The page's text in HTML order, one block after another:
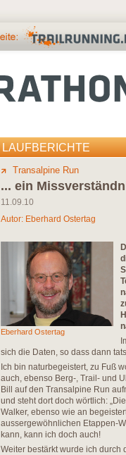
LAUFBERICHTE
Transalpine Run
... ein
11.09.10
Autor: Eberhard Ostertag
Eberhard Ostertag
sich die Daten, so dass dann
Ich bin naturbegeistert, zu Fuß
auch, ebenso Berg-, Trail- und
Bill auf den Transalpine Run
und steht dort doch wörtlich:
Walker, ebenso wie an
aussergewöhnlichen Etappen-
kann, kann ich doch auch!
Weiter bestärkt wurde ich durch